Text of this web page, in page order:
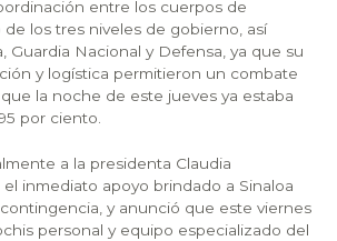
entre los cuerpos de
de los tres niveles de gobierno, así
Guardia Nacional y Defensa, ya que su
y logística permitieron un combate
la noche de este jueves ya estaba
por ciento.
a la presidenta Claudia
inmediato apoyo brindado a Sinaloa
y anunció que este viernes
personal y equipo especializado del